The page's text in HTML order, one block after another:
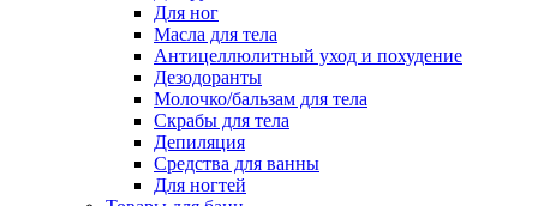
Для ног
Масла для тела
Антицеллюлитный уход и похудение
Дезодоранты
Молочко/бальзам для тела
Скрабы для тела
Депиляция
Средства для ванны
Для ногтей